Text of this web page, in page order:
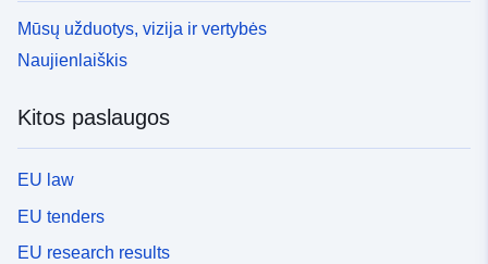
Mūsų užduotys, vizija ir vertybės
Naujienlaiškis
Kitos paslaugos
EU law
EU tenders
EU research results